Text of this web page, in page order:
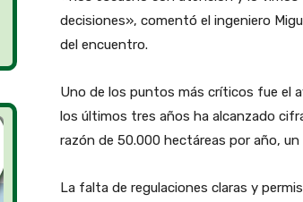
decisiones», comentó el ingeniero
del encuentro.
Uno de los puntos más críticos fue el
los últimos tres años ha alcanzado
razón de 50.000 hectáreas por año,
La falta de regulaciones claras y